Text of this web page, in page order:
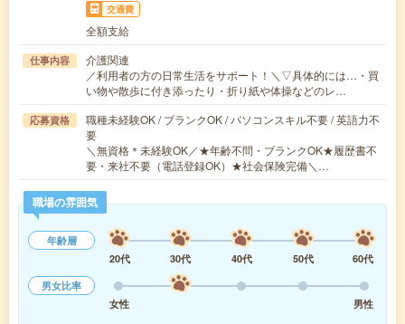
交通費
全額支給
仕事内容
介護関連
／利用者の方の日常生活をサポート！＼▽具体的には…・買
い物や散歩に付き添ったり・折り紙や体操などのレ…
応募資格
職種未経験OK / ブランクOK / パソコンスキル不要 / 英語力不
要
＼無資格＊未経験OK／★年齢不問・ブランクOK★履歴書不
要・来社不要（電話登録OK）★社会保険完備＼…
職場の雰囲気
年齢層
20代
30代 40代 50代
60代
男女比率
女性
男性